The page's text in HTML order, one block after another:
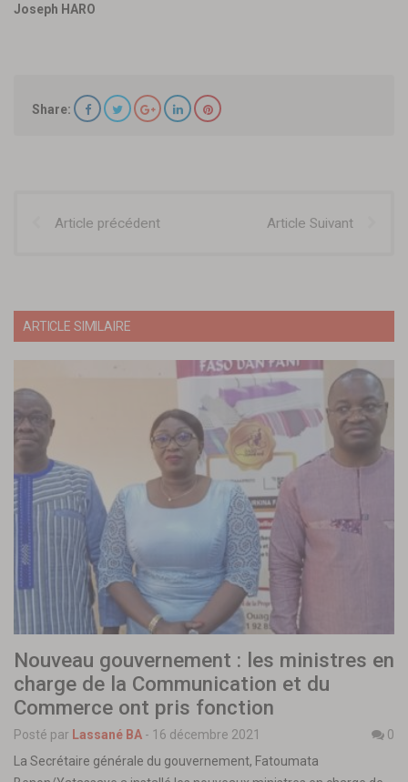
Joseph HARO
Share:
Article précédent Article Suivant
ARTICLE SIMILAIRE
Nouveau gouvernement : les ministres en
charge de la Communication et du
Commerce ont pris fonction
Posté par Lassané BA - 16 décembre 2021
0
La Secrétaire générale du gouvernement, Fatoumata